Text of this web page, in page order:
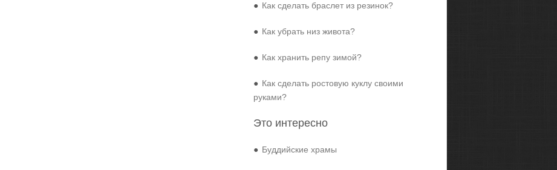
● Как сделать браслет из резинок?
● Как убрать низ живота?
● Как хранить репу зимой?
● Как сделать ростовую куклу своими
руками?
Это интересно
● Буддийские храмы